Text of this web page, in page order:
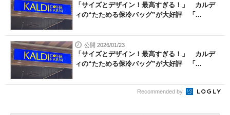
「サイズとデザイン！最高すぎる！」 カルデ
ィの“たためる保冷バッグ”が大好評 「...
公開 2026/01/23
「サイズとデザイン！最高すぎる！」 カルデ
ィの“たためる保冷バッグ”が大好評 「...
Recommended by